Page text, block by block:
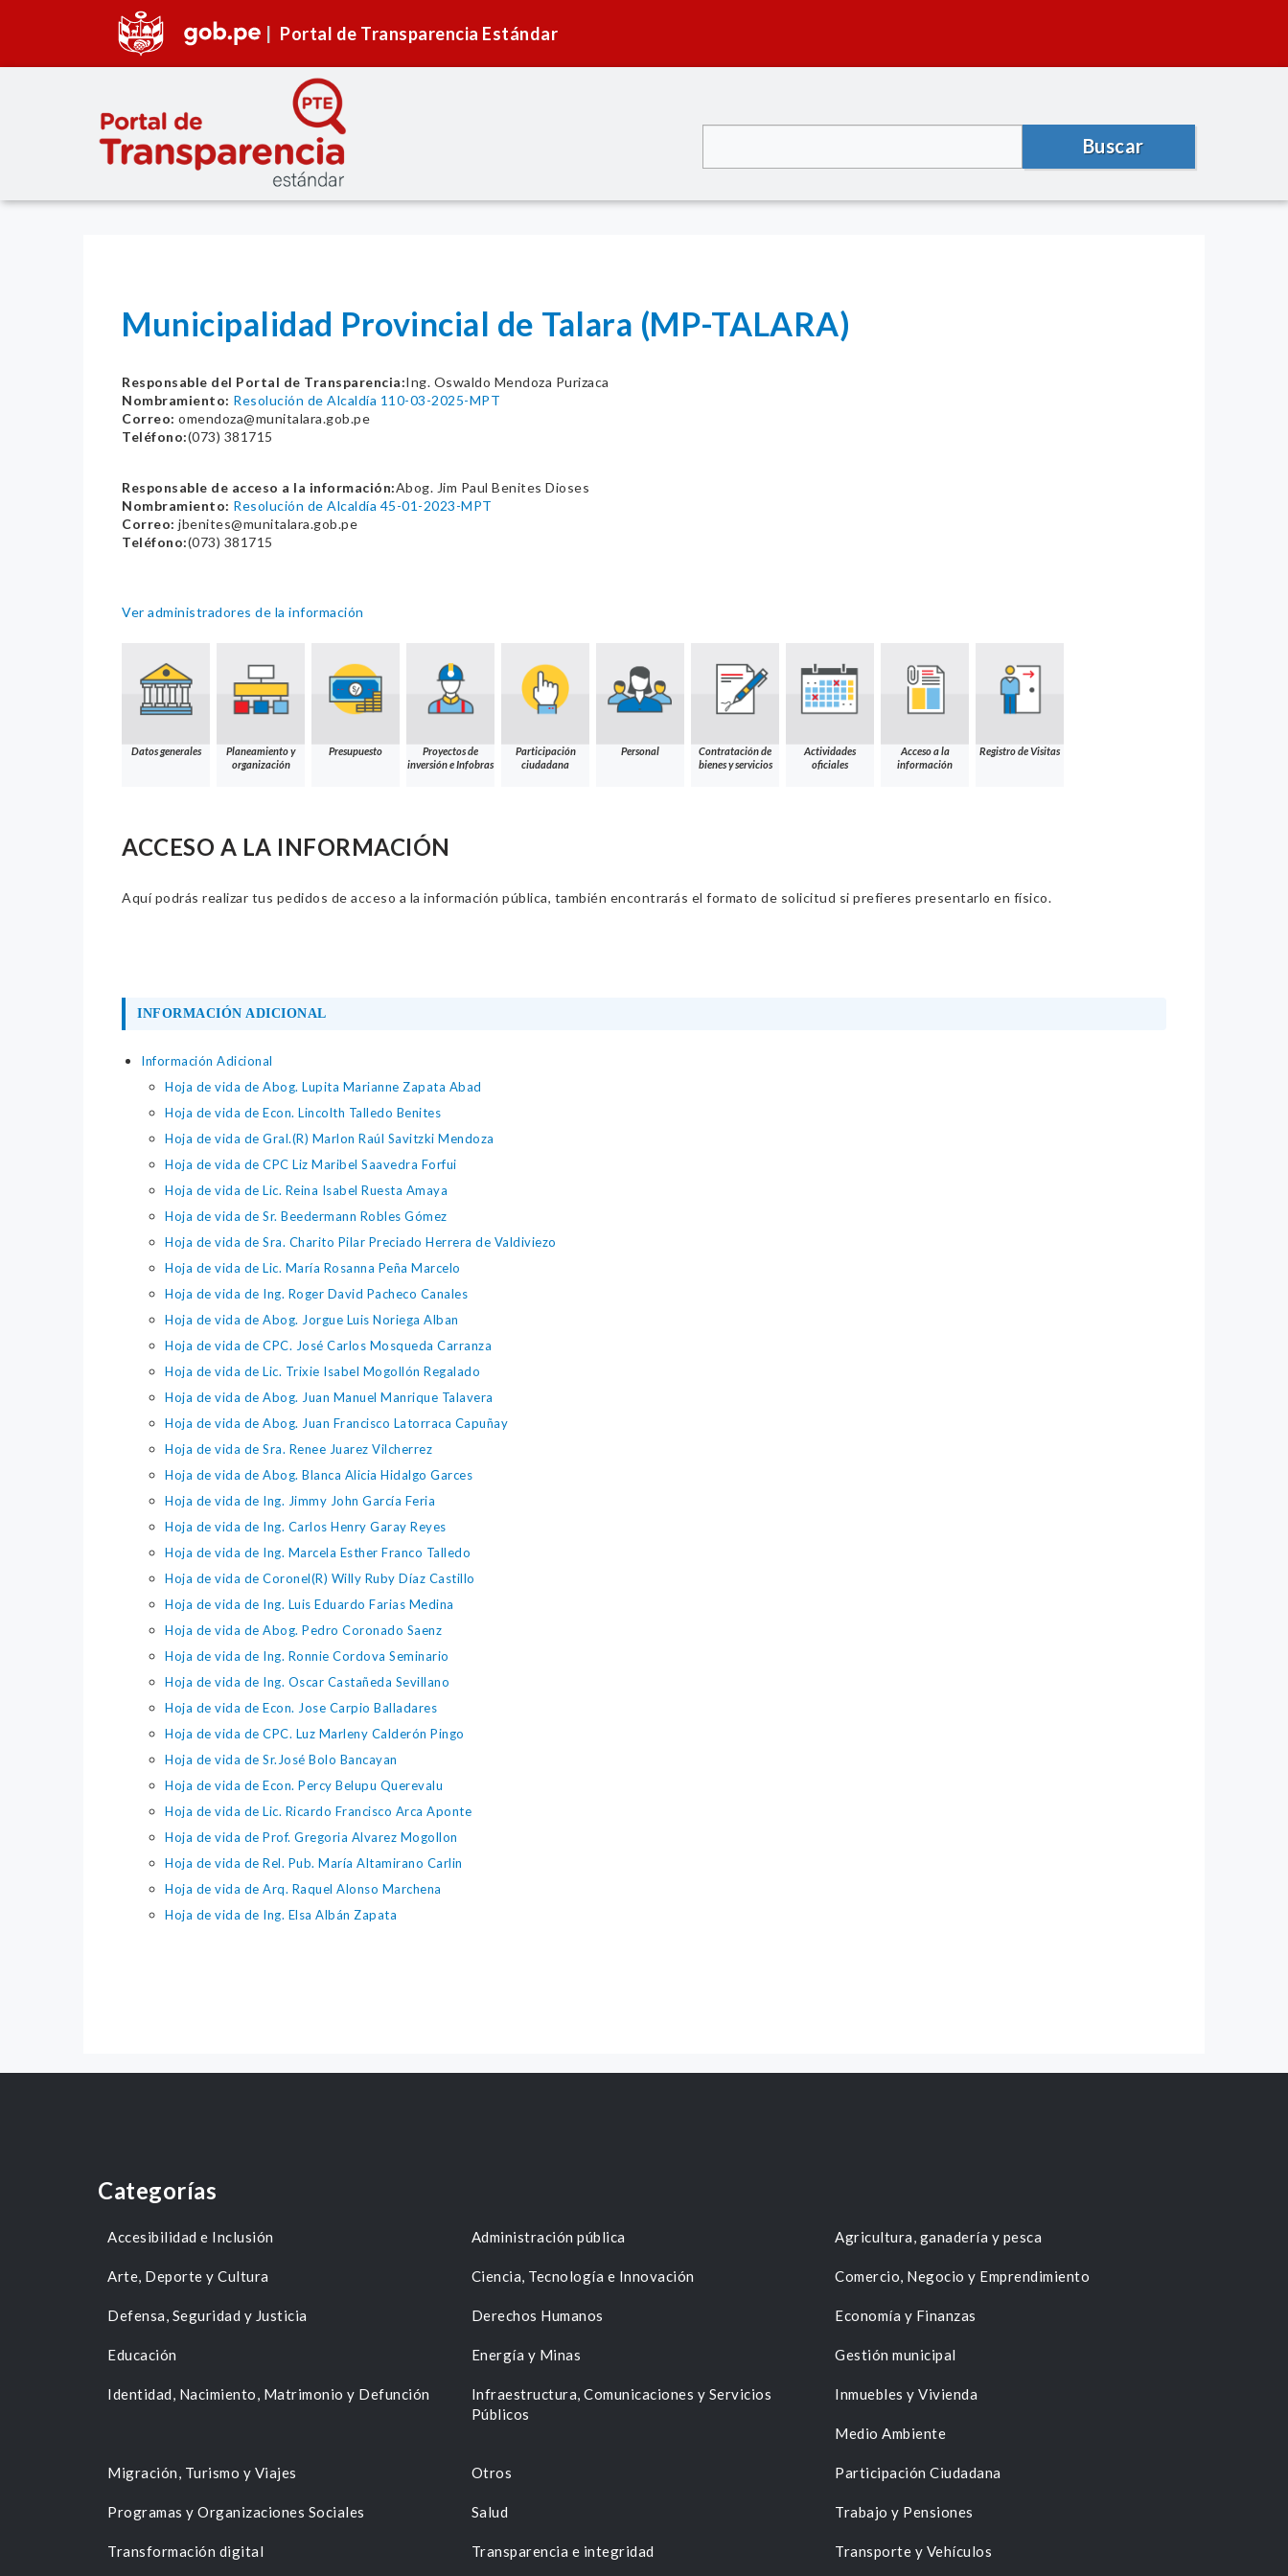
Portal de Transparencia Estándar
Buscar
Municipalidad Provincial de Talara (MP-TALARA)
Responsable del Portal de Transparencia:Ing. Oswaldo Mendoza Purizaca
Nombramiento: Resolución de Alcaldía 110-03-2025-MPT
Correo: omendoza@munitalara.gob.pe
Teléfono:(073) 381715
Responsable de acceso a la información:Abog. Jim Paul Benites Dioses
Nombramiento: Resolución de Alcaldía 45-01-2023-MPT
Correo: jbenites@munitalara.gob.pe
Teléfono:(073) 381715
Ver administradores de la información
Datos generales
Planeamiento y
organización
Presupuesto
Proyectos de
inversión e Infobras
Participación
ciudadana
Personal
Contratación de
bienes y servicios
Actividades
oficiales
Acceso a la
información
Registro de Visitas
ACCESO A LA INFORMACIÓN
Aquí podrás realizar tus pedidos de acceso a la información pública, también encontrarás el formato de solicitud si prefieres presentarlo en físico.
INFORMACIÓN ADICIONAL
Información Adicional
Hoja de vida de Abog. Lupita Marianne Zapata Abad
Hoja de vida de Econ. Lincolth Talledo Benites
Hoja de vida de Gral.(R) Marlon Raúl Savitzki Mendoza
Hoja de vida de CPC Liz Maribel Saavedra Forfui
Hoja de vida de Lic. Reina Isabel Ruesta Amaya
Hoja de vida de Sr. Beedermann Robles Gómez
Hoja de vida de Sra. Charito Pilar Preciado Herrera de Valdiviezo
Hoja de vida de Lic. María Rosanna Peña Marcelo
Hoja de vida de Ing. Roger David Pacheco Canales
Hoja de vida de Abog. Jorgue Luis Noriega Alban
Hoja de vida de CPC. José Carlos Mosqueda Carranza
Hoja de vida de Lic. Trixie Isabel Mogollón Regalado
Hoja de vida de Abog. Juan Manuel Manrique Talavera
Hoja de vida de Abog. Juan Francisco Latorraca Capuñay
Hoja de vida de Sra. Renee Juarez Vilcherrez
Hoja de vida de Abog. Blanca Alicia Hidalgo Garces
Hoja de vida de Ing. Jimmy John García Feria
Hoja de vida de Ing. Carlos Henry Garay Reyes
Hoja de vida de Ing. Marcela Esther Franco Talledo
Hoja de vida de Coronel(R) Willy Ruby Díaz Castillo
Hoja de vida de Ing. Luis Eduardo Farias Medina
Hoja de vida de Abog. Pedro Coronado Saenz
Hoja de vida de Ing. Ronnie Cordova Seminario
Hoja de vida de Ing. Oscar Castañeda Sevillano
Hoja de vida de Econ. Jose Carpio Balladares
Hoja de vida de CPC. Luz Marleny Calderón Pingo
Hoja de vida de Sr.José Bolo Bancayan
Hoja de vida de Econ. Percy Belupu Querevalu
Hoja de vida de Lic. Ricardo Francisco Arca Aponte
Hoja de vida de Prof. Gregoria Alvarez Mogollon
Hoja de vida de Rel. Pub. María Altamirano Carlin
Hoja de vida de Arq. Raquel Alonso Marchena
Hoja de vida de Ing. Elsa Albán Zapata
Categorías
Accesibilidad e Inclusión Administración pública Agricultura, ganadería y pesca
Arte, Deporte y Cultura Ciencia, Tecnología e Innovación Comercio, Negocio y Emprendimiento
Defensa, Seguridad y Justicia Derechos Humanos Economía y Finanzas
Educación Energía y Minas Gestión municipal
Identidad, Nacimiento, Matrimonio y Defunción
Infraestructura, Comunicaciones y Servicios
Públicos
Inmuebles y Vivienda
Medio Ambiente
Migración, Turismo y Viajes Otros Participación Ciudadana
Programas y Organizaciones Sociales Salud Trabajo y Pensiones
Transformación digital Transparencia e integridad Transporte y Vehículos